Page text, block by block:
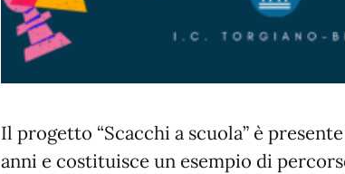
Il progetto “Scacchi a scuola” è
anni e costituisce un esempio di